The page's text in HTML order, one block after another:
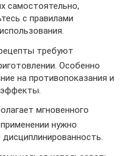
самостоятельно,
с правилами
требуют
Особенно
на противопоказания и
мгновенного
нужно